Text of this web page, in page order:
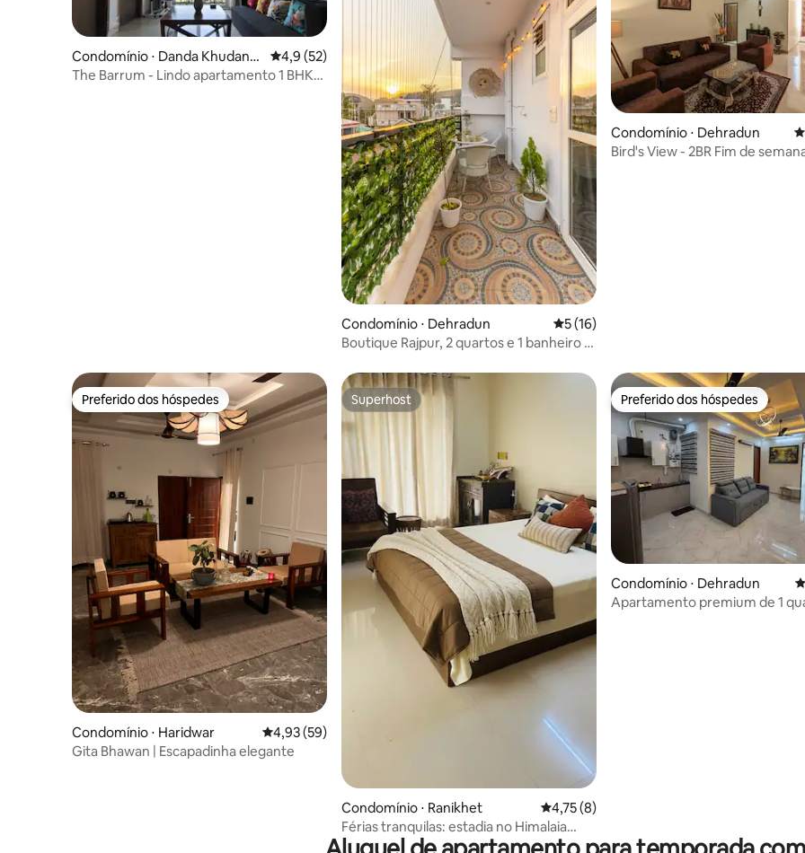
Condomínio ⋅ Danda Khudane
wala
4,9 de uma avaliação média de 5, 52 avaliações
4,9 (52)
The Barrum - Lindo apartamento 1 BHK
Condomínio ⋅ Dehradun 5 de uma avaliação média de 5, 16
5 (16)
Boutique Rajpur, 2 quartos e 1 banheiro •
estimação
Condomínio ⋅ Dehradun
Bird's View - 2BR Fim de
Preferido dos hóspedes
Preferido dos hóspedes
Condomínio ⋅ Haridwar 4,93 de uma avaliação média de 5, 59 avaliações
4,93 (59)
Gita Bhawan | Escapadinha elegante
Superhost
Superhost
Condomínio ⋅ Ranikhet 4,75 de uma avaliação média de 5, 8
4,75 (8)
Férias tranquilas: estadia no Himalaia
com animais de estimação
Preferido dos hóspedes
Preferido dos hóspedes
Condomínio ⋅ Dehradun
Apartamento premium de 1